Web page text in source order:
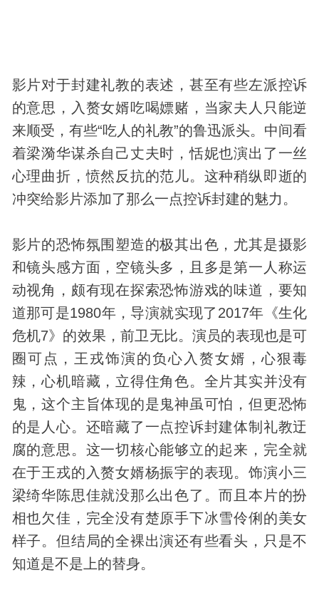
影片对于封建礼教的表述，甚至有些左派控诉
的意思，入赘女婿吃喝嫖赌，当家夫人只能逆
来顺受，有些“吃人的礼教”的鲁迅派头。中间看
着梁漪华谋杀自己丈夫时，恬妮也演出了一丝
心理曲折，愤然反抗的范儿。这种稍纵即逝的
冲突给影片添加了那么一点控诉封建的魅力。
影片的恐怖氛围塑造的极其出色，尤其是摄影
和镜头感方面，空镜头多，且多是第一人称运
动视角，颇有现在探索恐怖游戏的味道，要知
道那可是1980年，导演就实现了2017年《生化
危机7》的效果，前卫无比。演员的表现也是可
圈可点，王戎饰演的负心入赘女婿，心狠毒
辣，心机暗藏，立得住角色。全片其实并没有
鬼，这个主旨体现的是鬼神虽可怕，但更恐怖
的是人心。还暗藏了一点控诉封建体制礼教迂
腐的意思。这一切核心能够立的起来，完全就
在于王戎的入赘女婿杨振宇的表现。饰演小三
梁绮华陈思佳就没那么出色了。而且本片的扮
相也欠佳，完全没有楚原手下冰雪伶俐的美女
样子。但结局的全裸出演还有些看头，只是不
知道是不是上的替身。